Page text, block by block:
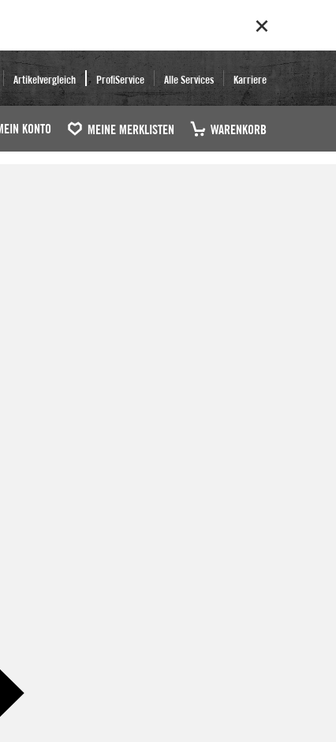
Artikelvergleich ProfiService Alle Services Karriere
KONTO MEINE MERKLISTEN WARENKORB